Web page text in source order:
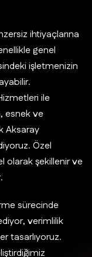
ihtiyaçlarına
genel
işletmenizin
ile
esnek ve
Aksaray
Özel
olarak şekillenir ve
sürecinde
verimlilik
tasarlıyoruz.